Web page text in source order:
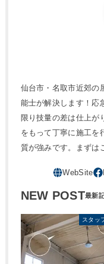
仙台市・名取市近郊の
能士が解決します！応
限り技量の差は仕上が
をもって丁寧に施工を
質が強みです。まずは
NEW POST
スタッ